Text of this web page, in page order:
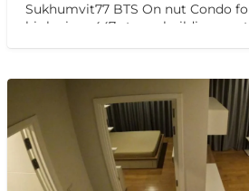
Sukhumvit77 BTS On nut Condo
high view, 447-storey building,